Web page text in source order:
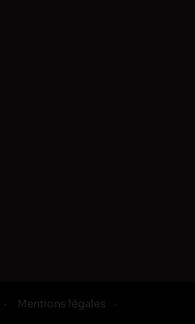
Mentions légales